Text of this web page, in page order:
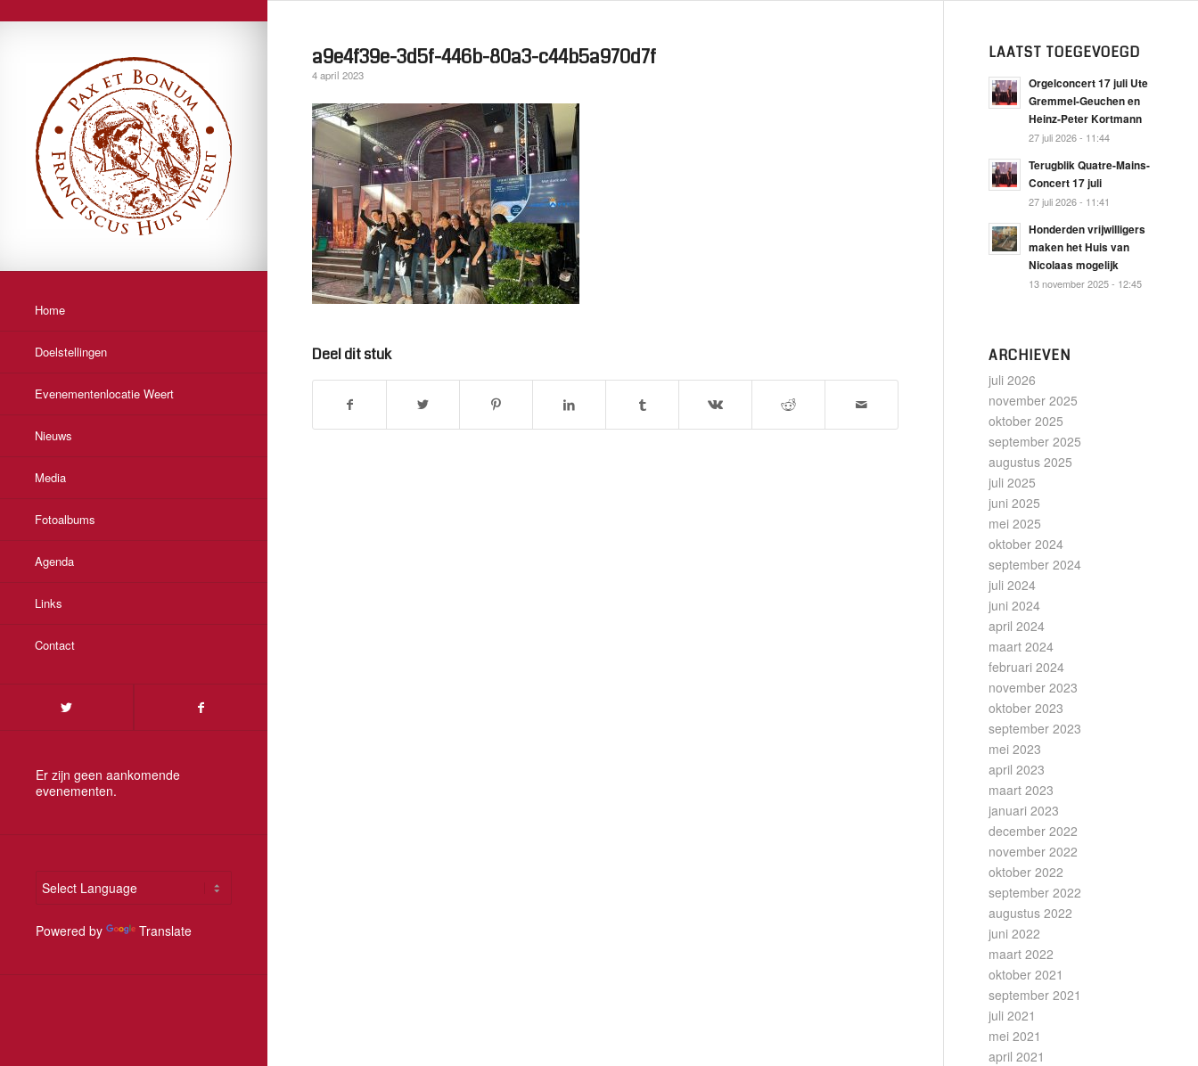
Home
Doelstellingen
Evenementenlocatie Weert
Nieuws
Media
Fotoalbums
Agenda
Links
Contact
Er zijn geen aankomende
evenementen.
Powered by Translate
a9e4f39e-3d5f-446b-80a3-c44b5a970d7f
4 april 2023
Deel dit stuk
LAATST TOEGEVOEGD
Orgelconcert 17 juli Ute
Gremmel-Geuchen en
Heinz-Peter Kortmann
27 juli 2026 - 11:44
Terugblik Quatre-Mains-
Concert 17 juli
27 juli 2026 - 11:41
Honderden vrijwilligers
maken het Huis van
Nicolaas mogelijk
13 november 2025 - 12:45
ARCHIEVEN
juli 2026
november 2025
oktober 2025
september 2025
augustus 2025
juli 2025
juni 2025
mei 2025
oktober 2024
september 2024
juli 2024
juni 2024
april 2024
maart 2024
februari 2024
november 2023
oktober 2023
september 2023
mei 2023
april 2023
maart 2023
januari 2023
december 2022
november 2022
oktober 2022
september 2022
augustus 2022
juni 2022
maart 2022
oktober 2021
september 2021
juli 2021
mei 2021
april 2021